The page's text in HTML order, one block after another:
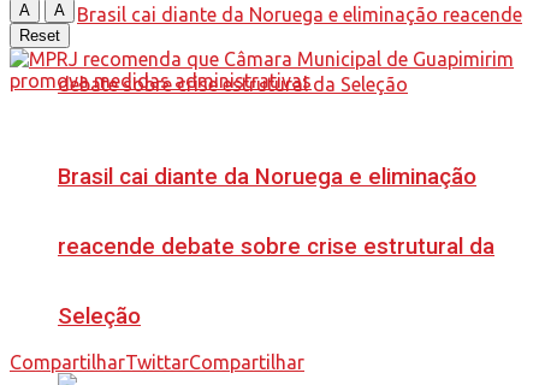
Brasil cai diante da Noruega e eliminação
reacende debate sobre crise estrutural da
Seleção
A
A
Reset
CompartilharTwittarCompartilhar